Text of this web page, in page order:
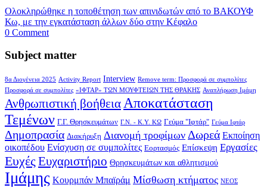
Ολοκληρώθηκε η τοποθέτηση των απινιδωτών από το ΒΑΚΟΥΦ
Κω, με την εγκατάσταση άλλων δύο στην Κέφαλο
0 Comment
Subject matter
8α Διογένεια 2025 Activity Report Interview Remove term: Προσφορά σε συμπολίτες
Προσφορά σε συμπολίτες «ΙΦΤΑΡ» ΤΩΝ ΜΟΥΦΤΕΙΩΝ ΤΗΣ ΘΡΑΚΗΣ Αναπλήρωση Ιμάμη
Ανθρωπιστική βοήθεια Αποκατάσταση
Τεμένων Γ.Γ. Θρησκευμάτων Γ.Ν. - Κ.Υ. ΚΩ Γεύμα "Ιφτάρ" Γεύμα Ιφτάρ
Δημοπρασία Διακήρυξη Διανομή τροφίμων Δωρεά Εκποίηση
οικοπέδου Ενίσχυση σε συμπολίτες Εορτασμός Επίσκεψη Εργασίες
Ευχές Ευχαριστήριο Θρησκευμάτων και αθλητισμού
Ιμάμης Κουρμπάν Μπαϊράμ Μίσθωση κτήματος ΝΕΟΣ